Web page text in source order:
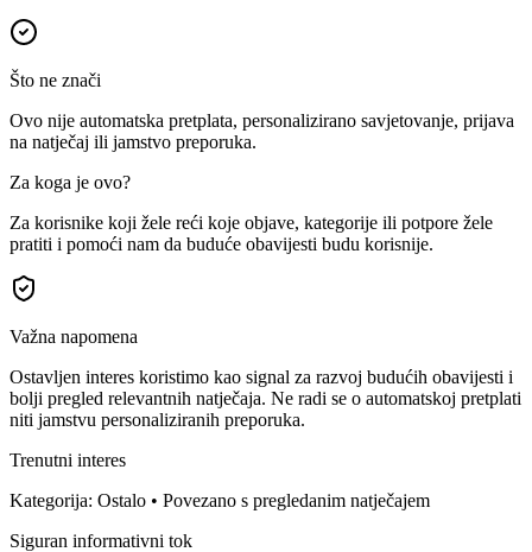
Što ne znači
Ovo nije automatska pretplata, personalizirano savjetovanje, prijava
na natječaj ili jamstvo preporuka.
Za koga je ovo?
Za korisnike koji žele reći koje objave, kategorije ili potpore žele
pratiti i pomoći nam da buduće obavijesti budu korisnije.
Važna napomena
Ostavljen interes koristimo kao signal za razvoj budućih obavijesti i
bolji pregled relevantnih natječaja. Ne radi se o automatskoj pretplati
niti jamstvu personaliziranih preporuka.
Trenutni interes
Kategorija: Ostalo • Povezano s pregledanim natječajem
Siguran informativni tok